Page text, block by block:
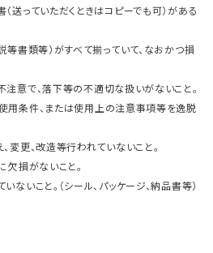
送っていただくときはコピーでも可）がある
等書類等）がすべて揃っていて、なおかつ損
注意で、落下等の不適切な扱いがないこと。
用条件、または使用上の注意事項等を逸脱
変更、改造等行われていないこと。
欠損がないこと。
ないこと。（シール、パッケージ、納品書等）